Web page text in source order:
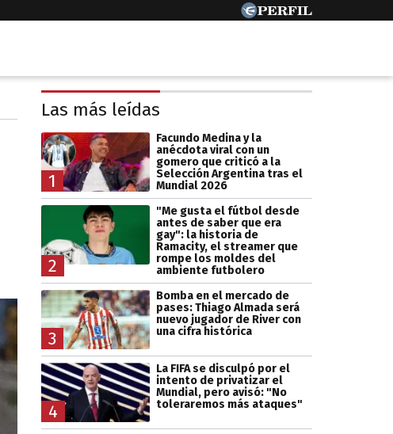
Las más leídas
1
Facundo Medina y la
anécdota viral con un
gomero que criticó a la
Selección Argentina tras el
Mundial 2026
2
"Me gusta el fútbol desde
antes de saber que era
gay": la historia de
Ramacity, el streamer que
rompe los moldes del
ambiente futbolero
3
Bomba en el mercado de
pases: Thiago Almada será
nuevo jugador de River con
una cifra histórica
4
La FIFA se disculpó por el
intento de privatizar el
Mundial, pero avisó: "No
toleraremos más ataques"